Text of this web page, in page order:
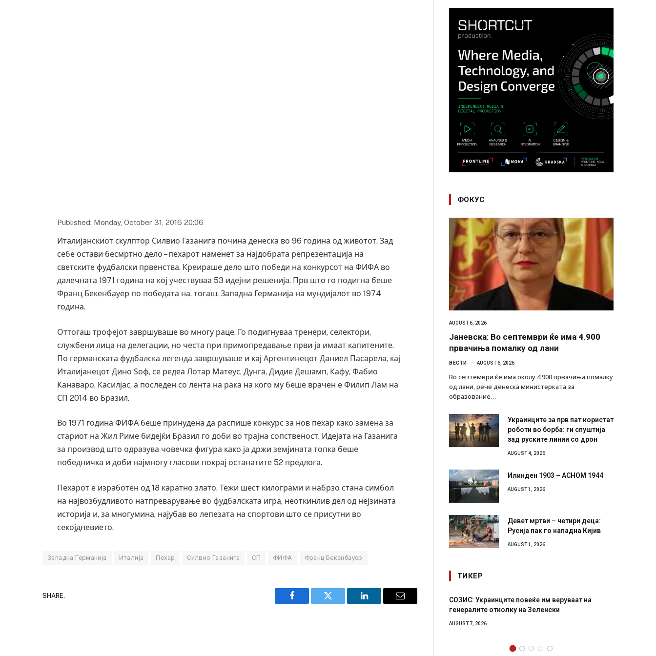
Published: Monday, October 31, 2016 20:06
Италијанскиот скулптор Силвио Газанига почина денеска во 96 година од животот. Зад
себе остави бесмртно дело – пехарот наменет за најдобрата репрезентација на
светските фудбалски првенства. Креираше дело што победи на конкурсот на ФИФА во
далечната 1971 година на кој учествуваа 53 идејни решенија. Прв што го подигна беше
Франц Бекенбауер по победата на, тогаш, Западна Германија на мундијалот во 1974
година.
Оттогаш трофејот завршуваше во многу раце. Го подигнуваа тренери, селектори,
службени лица на делегации, но честа при примопредавање први ја имаат капитените.
По германската фудбалска легенда завршуваше и кај Аргентинецот Даниел Пасарела, кај
Италијанецот Дино Ѕоф, се редеа Лотар Матеус, Дунга, Дидие Дешамп, Кафу, Фабио
Канаваро, Касилјас, а последен со лента на рака на кого му беше врачен е Филип Лам на
СП 2014 во Бразил.
Во 1971 година ФИФА беше принудена да распише конкурс за нов пехар како замена за
стариот на Жил Риме бидејќи Бразил го доби во трајна сопственост. Идејата на Газанига
за производ што одразува човечка фигура како ја држи земјината топка беше
победничка и доби најмногу гласови покрај останатите 52 предлога.
Пехарот е изработен од 18 каратно злато. Тежи шест килограми и набрзо стана симбол
на највозбудливото натпреварување во фудбалската игра, неоткинлив дел од нејзината
историја и, за многумина, најубав во лепезата на спортови што се присутни во
секојдневието.
Западна Германија Италија Пехар Силвио Газанига СП ФИФА Франц Бекенбауер
SHARE.
Facebook Twitter LinkedIn Email
ФОКУС
AUGUST 6, 2026
Јаневска: Во септември ќе има 4.900
првачиња помалку од лани
ВЕСТИ AUGUST 6, 2026
Во септември ќе има околу 4.900 првачиња помалку
од лани, рече денеска министерката за
образование…
Украинците за прв пат користат
роботи во борба: ги спуштија
зад руските линии со дрон
AUGUST 4, 2026
Илинден 1903 – АСНОМ 1944
AUGUST 1, 2026
Девет мртви – четири деца:
Русија пак го нападна Кијив
AUGUST 1, 2026
ТИКЕР
Детали за експлозијата во главниот град на
СОЗИС: Украинците повеќе им веруваат на
генералите отколку на Зеленски
Рачна бомба